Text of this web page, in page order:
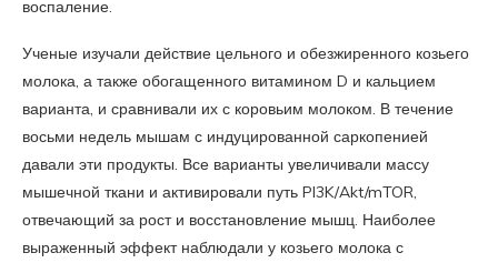
воспаление.
Ученые изучали действие цельного и обезжиренного козьего
молока, а также обогащенного витамином D и кальцием
варианта, и сравнивали их с коровьим молоком. В течение
восьми недель мышам с индуцированной саркопенией
давали эти продукты. Все варианты увеличивали массу
мышечной ткани и активировали путь PI3K/Akt/mTOR,
отвечающий за рост и восстановление мышц. Наиболее
выраженный эффект наблюдали у козьего молока с